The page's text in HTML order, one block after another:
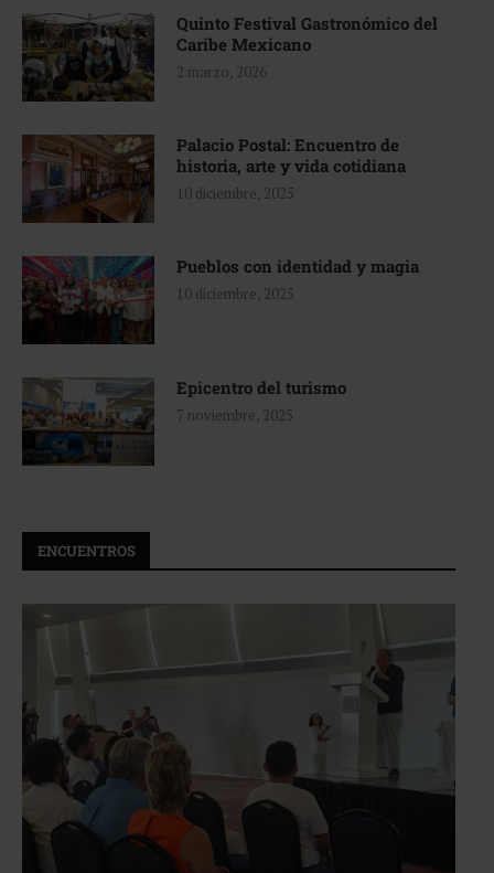
Quinto Festival Gastronómico del
Caribe Mexicano
2 marzo, 2026
Palacio Postal: Encuentro de
historia, arte y vida cotidiana
10 diciembre, 2025
Pueblos con identidad y magia
10 diciembre, 2025
Epicentro del turismo
7 noviembre, 2025
ENCUENTROS